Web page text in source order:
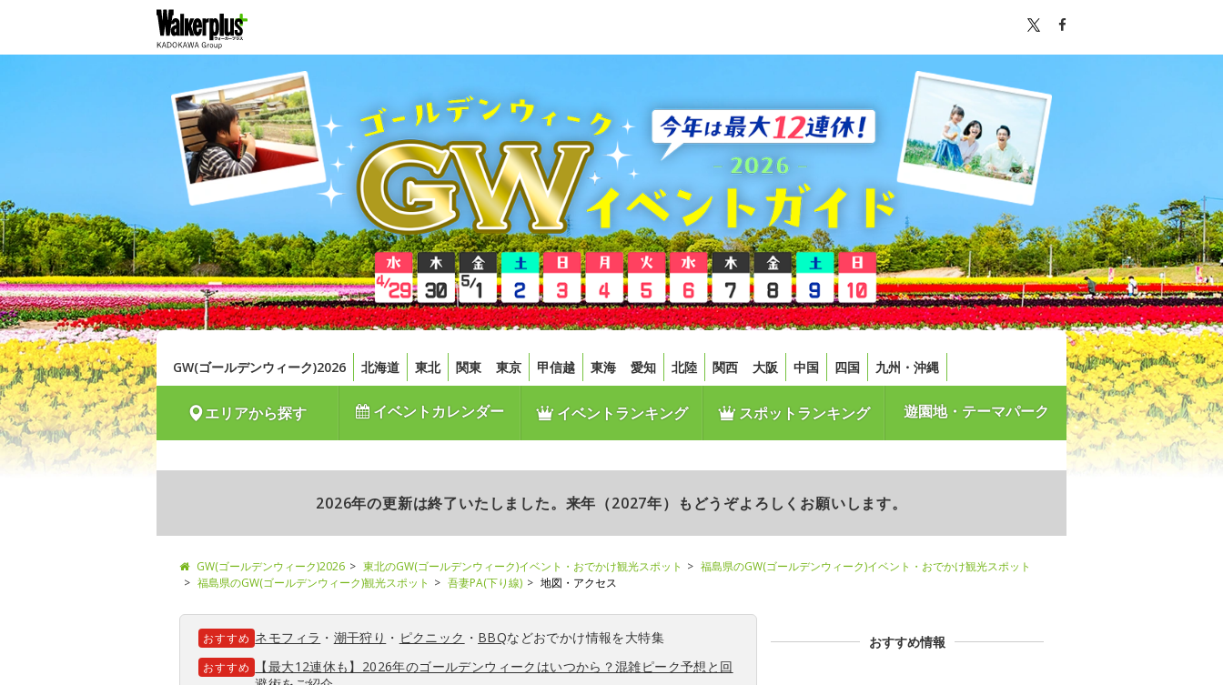
GW(ゴールデンウィーク)2026 北海道 東北 関東 東京 甲信越 東海 愛知 北陸 関西 大阪 中国 四国 九州・沖縄
エリアから探す イベントカレンダー イベントランキング スポットランキング 遊園地・テーマパーク
2026年の更新は終了いたしました。来年（2027年）もどうぞよろしくお願いします。
GW(ゴールデンウィーク)2026 東北のGW(ゴールデンウィーク)イベント・おでかけ観光スポット
福島県のGW(ゴールデンウィーク)イベント・おでかけ観光スポット
福島県のGW(ゴールデンウィーク)観光スポット
吾妻PA(下り線) 地図・アクセス
おすすめ ネモフィラ ・ 潮干狩り ・ ピクニック ・ BBQなどおでかけ情報を大特集
おすすめ
【最大12連休も】2026年のゴールデンウィークはいつから？混雑ピーク予想と回
おすすめ情報